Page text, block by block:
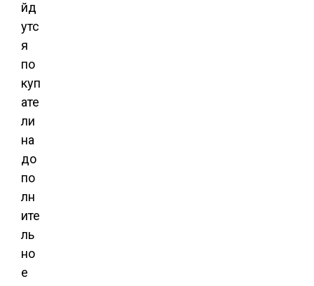
йд
утс
я
по
куп
ате
ли
на
до
по
лн
ите
ль
но
е